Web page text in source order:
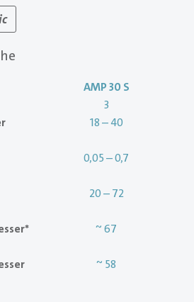
AMP 30 S
3
18 – 40
0,05 – 0,7
20 – 72
~ 67
~ 58